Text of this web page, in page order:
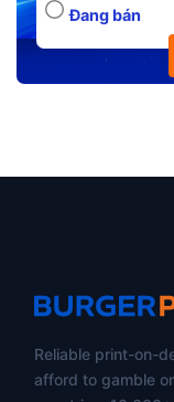
Đang bán
Reliable print-on-
afford to gamble